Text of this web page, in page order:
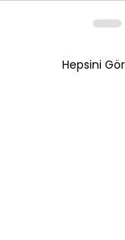
Hepsini Gör